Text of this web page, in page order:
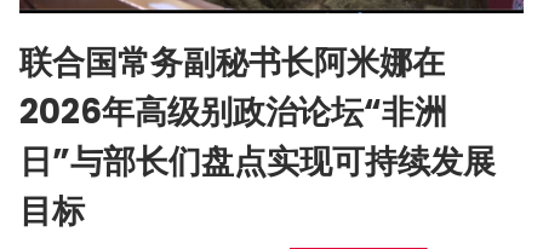
联合国常务副秘书长阿米娜在
2026年高级别政治论坛“非洲
日”与部长们盘点实现可持续发展
目标